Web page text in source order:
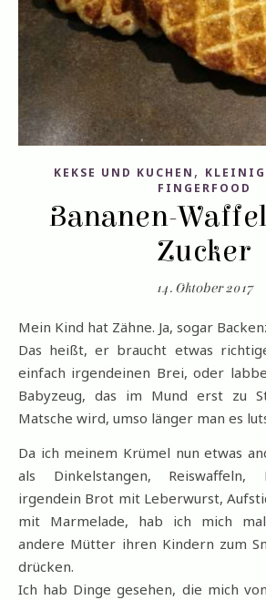
KEKSE UND KUCHEN ,
FINGERFOOD
Bananen-
Zucker
14. Oktober 2017
Mein Kind hat Zähne. Ja, sogar
Das heißt, er braucht etwas
einfach irgendeinen Brei, oder
Babyzeug, das im Mund erst zu
Matsche wird, umso länger man es
Da ich meinem Krümel nun etwas
als Dinkelstangen, Reiswaffeln,
irgendein Brot mit Leberwurst,
mit Marmelade, hab ich mich
andere Mütter ihren Kindern zum
drücken.
Ich hab Dinge gesehen, die mich